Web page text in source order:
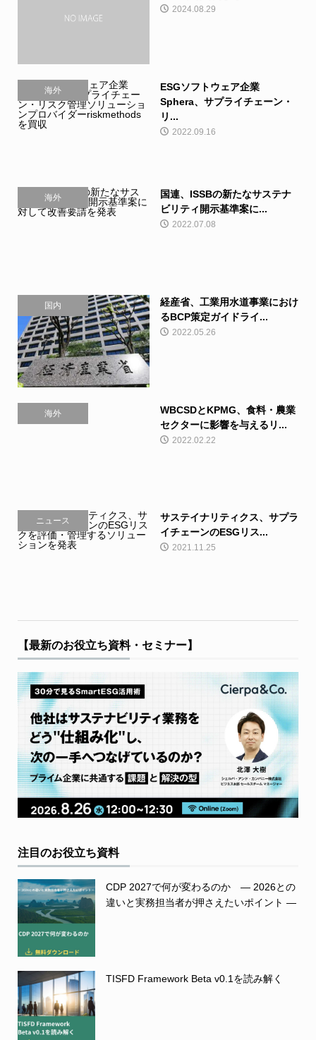
2024.08.29
海外
ESGソフトウェア企業
Sphera、サプライチェーン・
リ...
2022.09.16
海外
国連、ISSBの新たなサステナ
ビリティ開示基準案に...
2022.07.08
国内
経産省、工業用水道事業におけ
るBCP策定ガイドライ...
2022.05.26
海外
WBCSDとKPMG、食料・農業
セクターに影響を与えるリ...
2022.02.22
ニュース
サステイナリティクス、サプラ
イチェーンのESGリス...
2021.11.25
【最新のお役立ち資料・セミナー】
注目のお役立ち資料
CDP 2027で何が変わるのか ― 2026との
違いと実務担当者が押さえたいポイント ―
TISFD Framework Beta v0.1を読み解く